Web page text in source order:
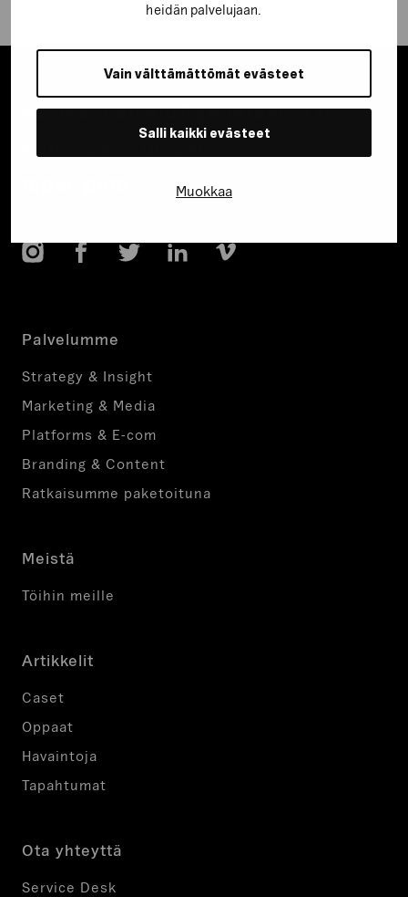
heidän palvelujaan.
Vain välttämättömät evästeet
Salli kaikki evästeet
Muokkaa
asiakaspalvelu@generaxion.fi
InstagramFacebookTwitter LinkedIn
Palvelumme
Strategy & Insight
Marketing & Media
Platforms & E-com
Branding & Content
Ratkaisumme paketoituna
Meistä
Töihin meille
Artikkelit
Caset
Oppaat
Havaintoja
Tapahtumat
Ota yhteyttä
Service Desk